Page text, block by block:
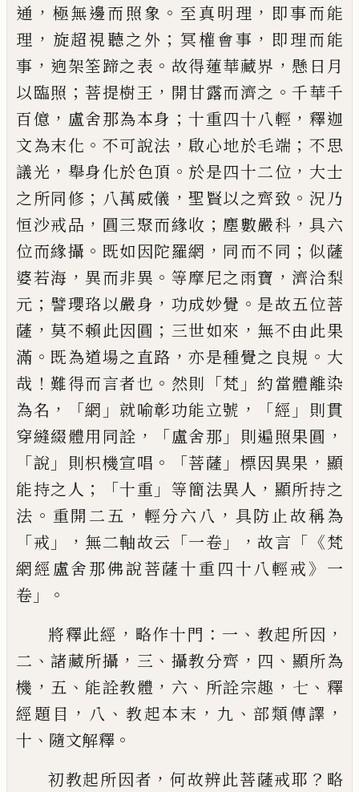
通 ， 極無邊而照象 。 至真明理 ， 即事而能
理 ， 旋超視聽之外 ； 冥權會事 ， 即理而能
事 ， 逈架筌蹄之表 。 故得蓮華藏界 ，懸日月
以臨照 ； 菩提樹王 ， 開甘露而濟之 。千華千
百億 ， 盧舍那為本身 ； 十重四十八輕 ， 釋迦
文為末化 。 不可說法 ，啟心地於毛端 ； 不思
議光 ， 舉身化於色頂 。 於是四十二位 ， 大士
之所同修 ； 八萬威儀 ，聖賢以之齊致 。況乃
恒沙戒品 ， 圓三聚而緣收 ； 塵數嚴科 ，具六
位而緣攝 。 既如因陀羅網 ， 同而不同 ； 似薩
婆若海 ， 異而非異 。 等摩尼之雨寶 ， 濟洽梨
元 ； 譬瓔珞以嚴身 ， 功成妙覺 。 是故五位菩
薩 ， 莫不賴此因圓 ； 三世如來 ， 無不由此果
滿 。 既為道場之直路 ，亦是種覺之良規 。 大
哉 ！難得而言者也 。 然則 「梵 」 約當體離染
為名 ， 「網 」 就喻彰功能立號 ，「經 」
則貫
穿縫綴體用同詮 ，「盧舍那 」 則遍照果圓 ，
「說 」 則枳機宣唱 。「菩薩 」 標因異果 ， 顯
能持之人 ；「十重 」 等簡法異人 ， 顯所持之
法 。 重開二五 ， 輕分六八 ， 具防止故稱為
「戒 」， 無二軸故云 「一卷 」，故言 「《梵
網經盧舍那佛說菩薩十重四十八輕戒》 一
卷 」。
將釋此經 ， 略作十門 ： 一 、 教起所因 ，
二 、諸藏所攝 ， 三 、 攝教分齊 ， 四 、 顯所為
機 ， 五 、 能詮教體 ， 六 、 所詮宗趣 ， 七 、 釋
經題目 ， 八 、 教起本末 ， 九 、 部類傳譯 ，
十 、 隨文解釋 。
初教起所因者 ，何故辨此菩薩戒耶 ？ 略